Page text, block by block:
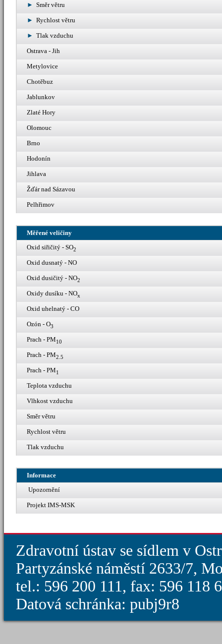
Směr větru
Rychlost větru
Tlak vzduchu
Ostrava - Jih
Metylovice
Chotěbuz
Jablunkov
Zlaté Hory
Olomouc
Brno
Hodonín
Jihlava
Žďár nad Sázavou
Pelhřimov
Měřené veličiny
Oxid siřičitý - SO2
Oxid dusnatý - NO
Oxid dusičitý - NO2
Oxidy dusíku - NOx
Oxid uhelnatý - CO
Ozón - O3
Prach - PM10
Prach - PM2.5
Prach - PM1
Teplota vzduchu
Vlhkost vzduchu
Směr větru
Rychlost větru
Tlak vzduchu
Informace
Upozornění
Projekt IMS-MSK
Zdravotní ústav se sídlem v
Partyzánské náměstí 2633/7,
tel.: 596 200 111, fax: 596 118
Datová schránka: pubj9r8